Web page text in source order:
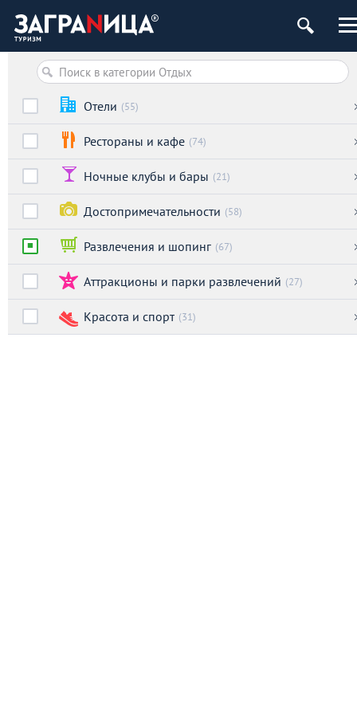
Отели (55)
Рестораны и кафе (74)
Ночные клубы и бары (21)
Достопримечательности (58)
Развлечения и шопинг (67)
Аттракционы и парки развлечений (27)
Красота и спорт (31)